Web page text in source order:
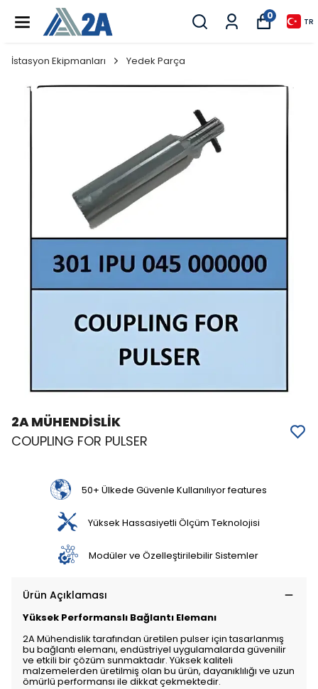
0
TR
İstasyon Ekipmanları Yedek Parça
2A MÜHENDİSLİK
COUPLING FOR PULSER
50+ Ülkede Güvenle Kullanılıyor features
Yüksek Hassasiyetli Ölçüm Teknolojisi
Modüler ve Özelleştirilebilir Sistemler
Ürün Açıklaması
Yüksek Performanslı Bağlantı Elemanı
2A Mühendislik tarafından üretilen pulser için tasarlanmış
bu bağlantı elemanı, endüstriyel uygulamalarda güvenilir
ve etkili bir çözüm sunmaktadır. Yüksek kaliteli
malzemelerden üretilmiş olan bu ürün, dayanıklılığı ve uzun
ömürlü performansı ile dikkat çekmektedir.